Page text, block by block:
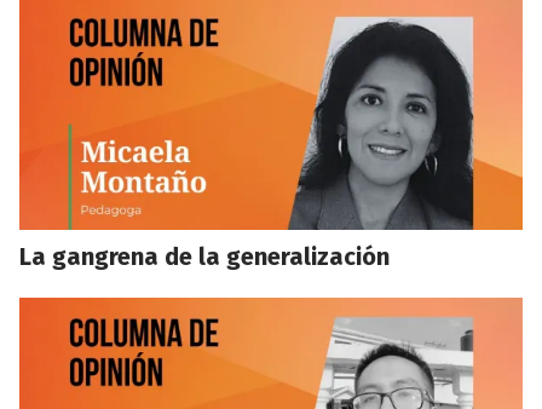
La gangrena de la generalización